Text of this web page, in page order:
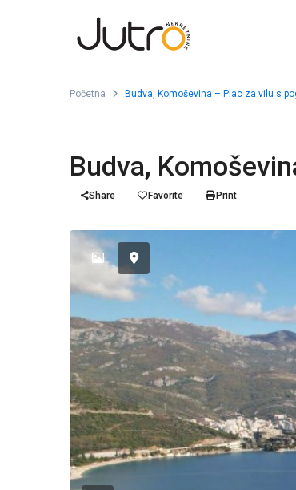
Početna Budva, Komoševina – Plac za vilu s
Budva,
Share Favorite Print